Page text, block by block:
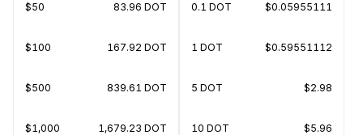
$50 83.96 DOT
$100 167.92 DOT
$500 839.61 DOT
$1,000 1,679.23 DOT
0.1 DOT $0.05955111
1 DOT $0.59551112
5 DOT $2.98
10 DOT $5.96